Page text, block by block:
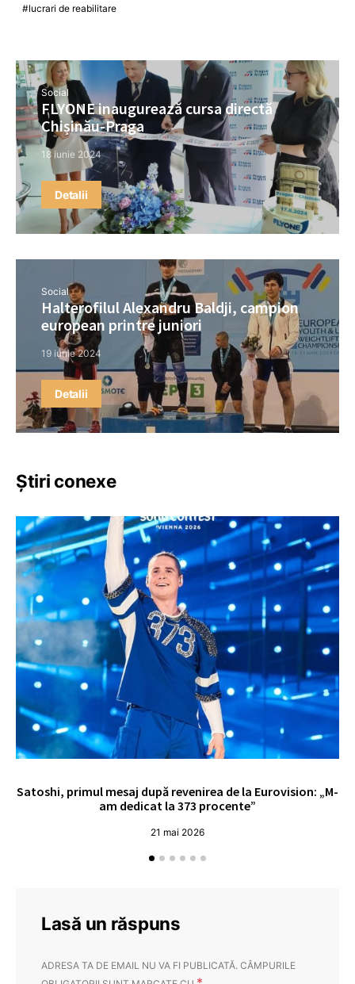
lucrari de reabilitare
Social
FLYONE inaugurează cursa directă
Chișinău-Praga
18 iunie 2024
Detalii
Social
Halterofilul Alexandru Baldji, campion
european printre juniori
19 iunie 2024
Detalii
Știri conexe
Satoshi, primul mesaj după revenirea de la Eurovision: „M-
am dedicat la 373 procente”
21 mai 2026
Lasă un răspuns
ADRESA TA DE EMAIL NU VA FI PUBLICATĂ. CÂMPURILE